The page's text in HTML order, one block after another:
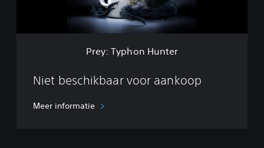
H
Prey: Typhon Hunter
Niet beschikbaar voor aankoop
Meer informatie